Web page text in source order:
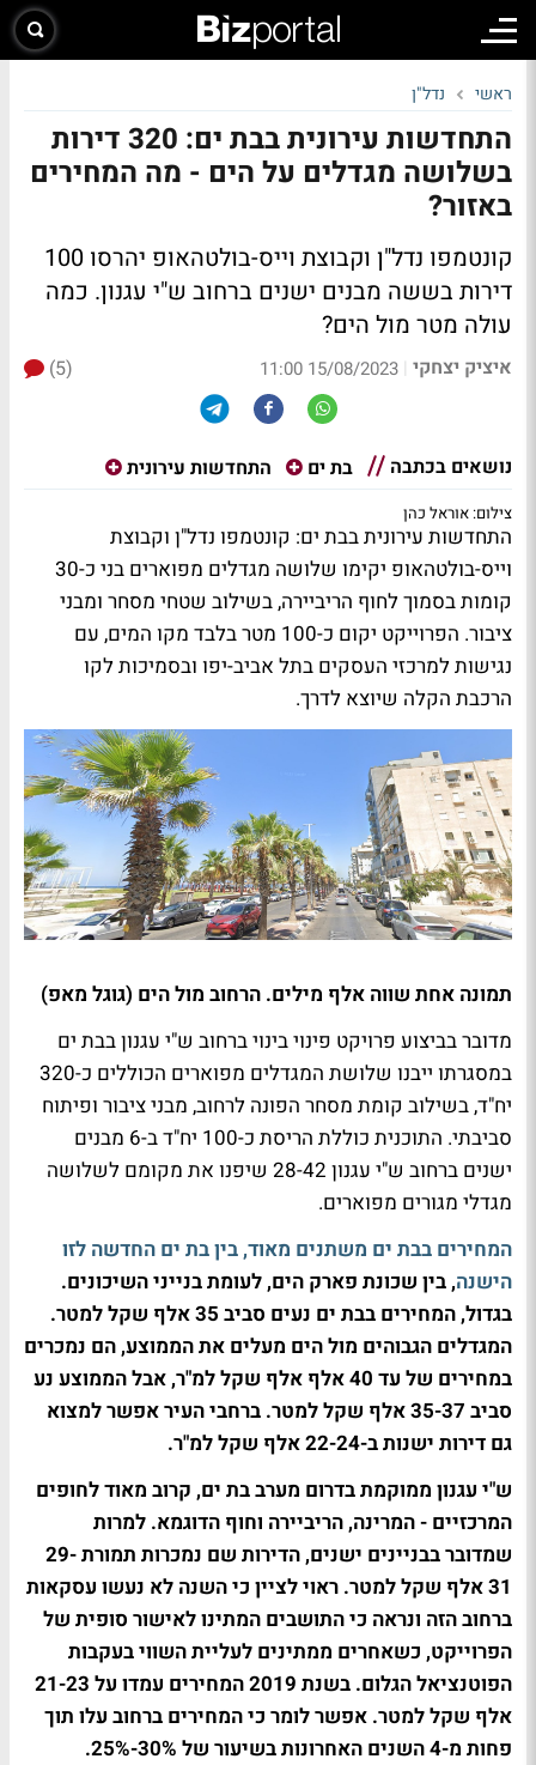
ראשי נדל"ן
התחדשות עירונית בבת ים: 320 דירות
בשלושה מגדלים על הים - מה המחירים
באזור?
קונטמפו נדל"ן וקבוצת וייס-בולטהאופ יהרסו 100
דירות בששה מבנים ישנים ברחוב ש"י עגנון. כמה
עולה מטר מול הים?
איציק יצחקי |
15/08/2023 11:00
(5)
נושאים בכתבה בת ים התחדשות עירונית
צילום: אוראל כהן
התחדשות עירונית בבת ים: קונטמפו נדל"ן וקבוצת
וייס-בולטהאופ יקימו שלושה מגדלים מפוארים בני כ-30
קומות בסמוך לחוף הריביירה, בשילוב שטחי מסחר ומבני
ציבור. הפרוייקט יקום כ-100 מטר בלבד מקו המים, עם
נגישות למרכזי העסקים בתל אביב-יפו ובסמיכות לקו
הרכבת הקלה שיוצא לדרך.
תמונה אחת שווה אלף מילים. הרחוב מול הים (גוגל מאפ)
מדובר בביצוע פרויקט פינוי בינוי ברחוב ש"י עגנון בבת ים
במסגרתו ייבנו שלושת המגדלים מפוארים הכוללים כ-320
יח"ד, בשילוב קומת מסחר הפונה לרחוב, מבני ציבור ופיתוח
סביבתי. התוכנית כוללת הריסת כ-100 יח"ד ב-6 מבנים
ישנים ברחוב ש"י עגנון 28-42 שיפנו את מקומם לשלושה
מגדלי מגורים מפוארים.
המחירים בבת ים משתנים מאוד, בין בת ים החדשה לזו
הישנה, בין שכונת פארק הים, לעומת בנייני השיכונים.
בגדול, המחירים בבת ים נעים סביב 35 אלף שקל למטר.
המגדלים הגבוהים מול הים מעלים את הממוצע, הם נמכרים
במחירים של עד 40 אלף אלף שקל למ"ר, אבל הממוצע נע
סביב 35-37 אלף שקל למטר. ברחבי העיר אפשר למצוא
גם דירות ישנות ב-22-24 אלף שקל למ"ר.
ש"י עגנון ממוקמת בדרום מערב בת ים, קרוב מאוד לחופים
המרכזיים - המרינה, הריביירה וחוף הדוגמא. למרות
שמדובר בבניינים ישנים, הדירות שם נמכרות תמורת 29-
31 אלף שקל למטר. ראוי לציין כי השנה לא נעשו עסקאות
ברחוב הזה ונראה כי התושבים המתינו לאישור סופית של
הפרוייקט, כשאחרים ממתינים לעליית השווי בעקבות
הפוטנציאל הגלום. בשנת 2019 המחירים עמדו על 21-23
אלף שקל למטר. אפשר לומר כי המחירים ברחוב עלו תוך
פחות מ-4 השנים האחרונות בשיעור של 30%-25%.